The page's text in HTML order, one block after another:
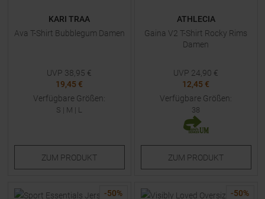
KARI TRAA
Ava T-Shirt Bubblegum Damen
UVP 38,95 €
19,45 €
Verfügbare Größen:
S | M | L
ZUM PRODUKT
ATHLECIA
Gaina V2 T-Shirt Rocky Rims
Damen
UVP 24,90 €
12,45 €
Verfügbare Größen:
38
ZUM PRODUKT
-50% -50%